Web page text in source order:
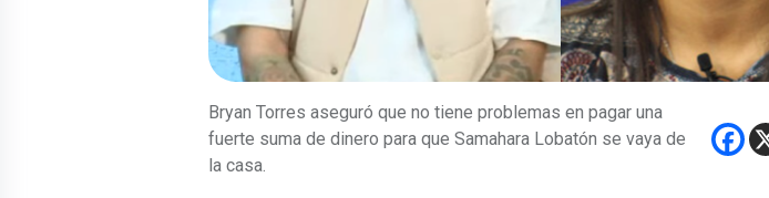
Bryan Torres aseguró que no tiene problemas en pagar una
fuerte suma de dinero para que Samahara Lobatón se vaya de
la casa.